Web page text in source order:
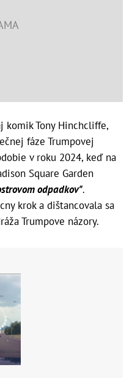
komik Tony Hinchcliffe,
fáze Trumpovej
v roku 2024, keď na
Square Garden
odpadkov".
krok a dištancovala sa
Trumpove názory.